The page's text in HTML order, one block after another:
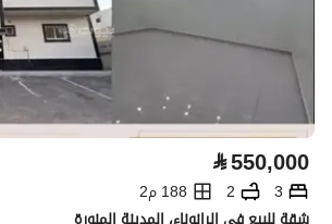
⃁550,000
3
2
188 م2